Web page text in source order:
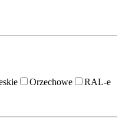
Orzechowe
RAL-e